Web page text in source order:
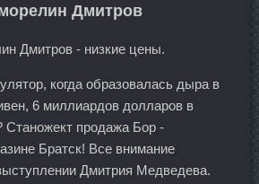
Дмитров
Дмитров - низкие цены.
когда образовалась дыра в
6 миллиардов долларов в
Станожект продажа Бор -
Братск! Все внимание
Дмитрия Медведева.